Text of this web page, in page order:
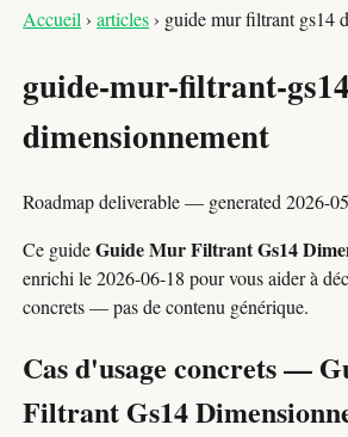
Accueil ›articles› guide mur filtrant gs14
guide-mur-filtrant-
dimensionnement
Roadmap deliverable — generated 2026-
Ce guideGuide Mur Filtrant Gs14
enrichi le2026-06-18 pour vous aider à
concrets — pas de contenu générique.
Cas d'usage concrets —
Filtrant Gs14